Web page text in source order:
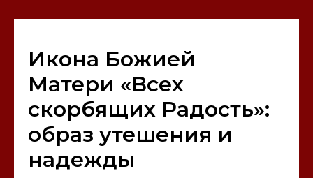
Икона Божией
Матери «Всех
скорбящих Радость»:
образ утешения и
надежды